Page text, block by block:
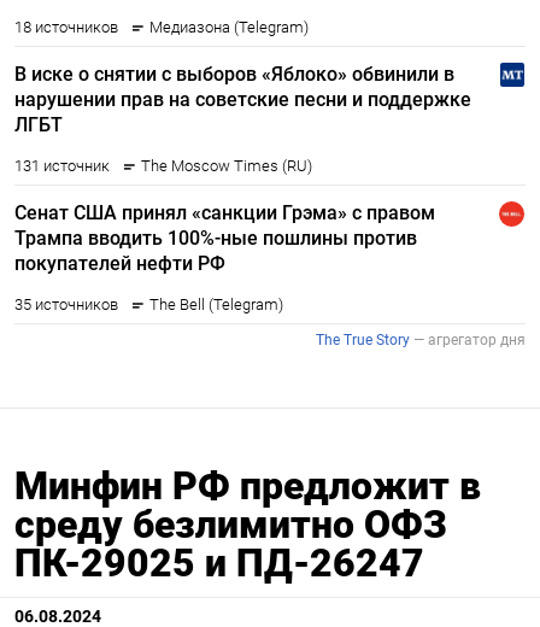
Минфин РФ предложит в
среду безлимитно ОФЗ
ПК-29025 и ПД-26247
06.08.2024